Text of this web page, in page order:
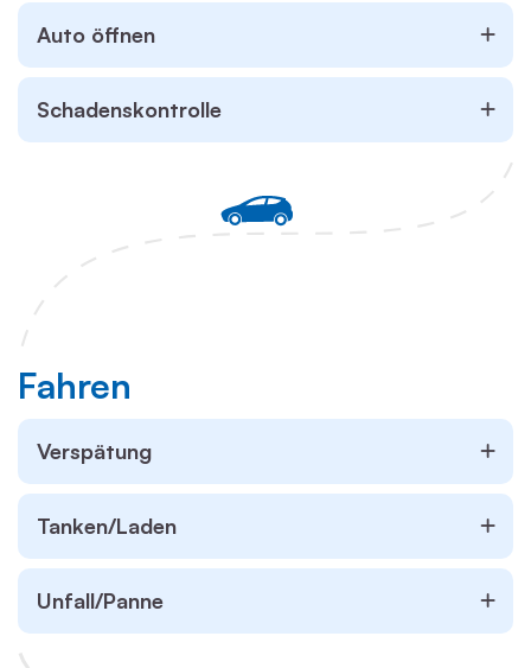
Auto öffnen
Schadenskontrolle
Fahren
Verspätung
Tanken/Laden
Unfall/Panne